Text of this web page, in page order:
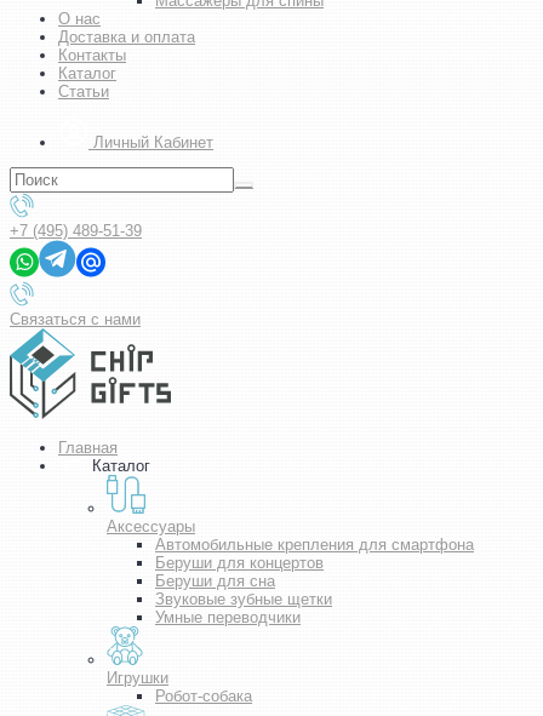
О нас
Доставка и оплата
Контакты
Каталог
Статьи
Личный Кабинет
+7 (495) 489-51-39
Связаться с нами
Главная
Каталог
Аксессуары
Автомобильные крепления для смартфона
Беруши для концертов
Беруши для сна
Звуковые зубные щетки
Умные переводчики
Игрушки
Робот-собака